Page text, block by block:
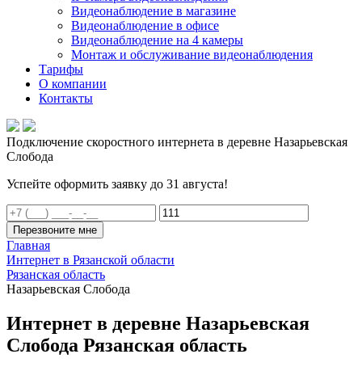
Видеонаблюдение в магазине
Видеонаблюдение в офисе
Видеонаблюдение на 4 камеры
Монтаж и обслуживание видеонаблюдения
Тарифы
О компании
Контакты
Подключение скоростного интернета в деревне Назарьевская
Слобода
Успейте оформить заявку до 31 августа!
Перезвоните мне
Главная
Интернет в Рязанской области
Рязанская область
Назарьевская Слобода
Интернет в деревне Назарьевская
Слобода Рязанская область